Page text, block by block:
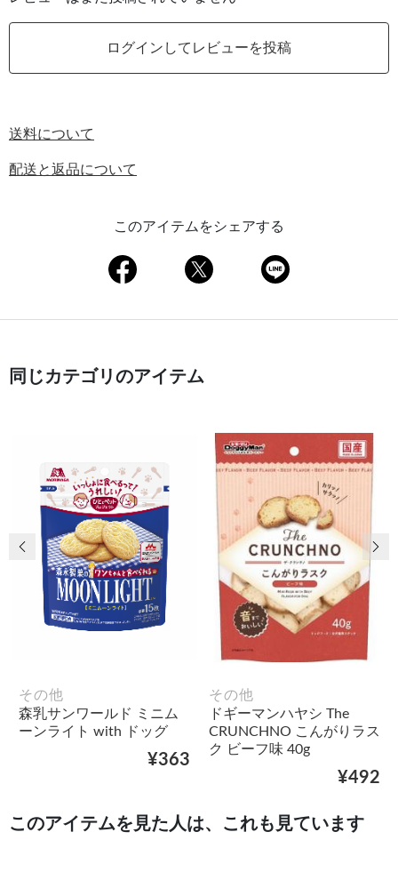
ログインしてレビューを投稿
送料について
配送と返品について
このアイテムをシェアする
同じカテゴリのアイテム
その他
森乳サンワールド ミニム
ーンライト with ドッグ
¥363
その他
ドギーマンハヤシ The
CRUNCHNO こんがりラス
ク ビーフ味 40g
¥492
前の画像 次
このアイテムを見た人は、これも見ています